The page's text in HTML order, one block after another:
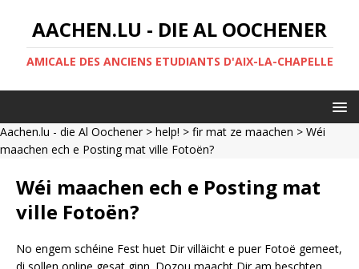
AACHEN.LU - DIE AL OOCHENER
AMICALE DES ANCIENS ETUDIANTS D'AIX-LA-CHAPELLE
Aachen.lu - die Al Oochener> help! > fir mat ze maachen > Wéi
maachen ech e Posting mat ville Fotoën?
Wéi maachen ech e Posting mat
ville Fotoën?
No engem schéine Fest huet Dir villäicht e puer Fotoë gemeet,